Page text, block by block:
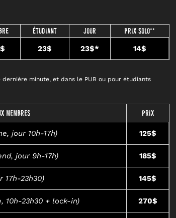
Étudiant Jour
Prix solo**
23$ 23$* 14$
minute, et dans le PUB ou pour étudiants
membres Prix
jour 10h-17h) 125$
jour 9h-17h) 185$
17h-23h30) 145$
10h-23h30 + lock-in) 270$